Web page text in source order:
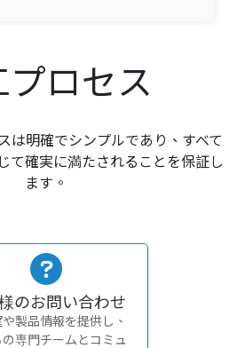
プロセス
は明確でシンプルであり、すべて
て確実に満たされることを保証し
ます。
のお問い合わせ
や製品情報を提供し、
専門チームとコミュ